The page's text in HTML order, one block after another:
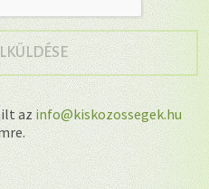
→
az info@kiskozossegek.hu